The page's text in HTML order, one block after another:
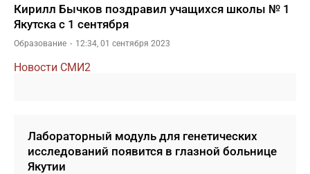
Кирилл Бычков поздравил учащихся школы № 1
Якутска с 1 сентября
Образование 12:34, 01 сентября 2023
Новости СМИ2
Лабораторный модуль для генетических
исследований появится в глазной больнице
Якутии